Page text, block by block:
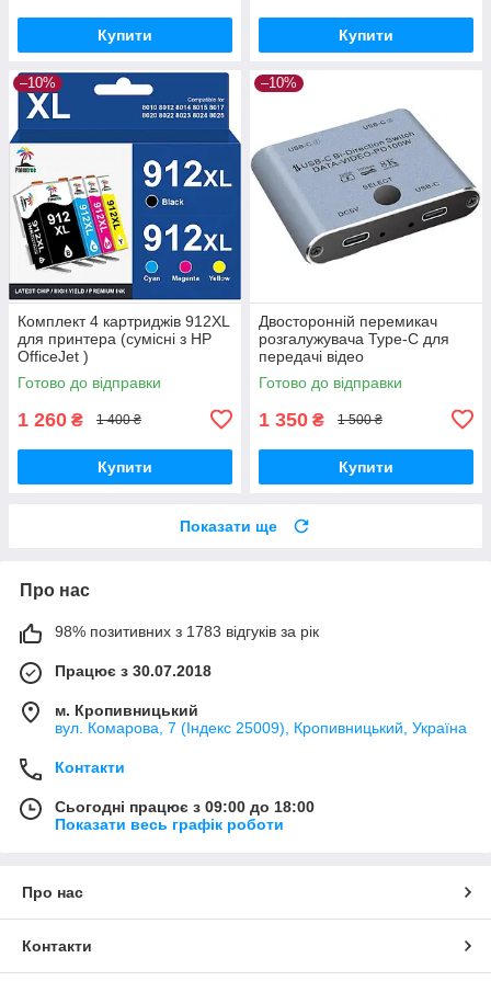
Купити Купити
–10%
Комплект 4 картриджів 912XL
для принтера (сумісні з HP
OfficeJet )
Готово до відправки
1 260 ₴ 1 400 ₴
Купити
–10%
Двосторонній перемикач
розгалужувача Type-C для
передачі відео
8K@60Hz/4K@144Hz, 100 Вт,
USB C для монітора
Готово до відправки
1 350 ₴ 1 500 ₴
Купити
Показати ще
Про нас
98% позитивних з 1783 відгуків за рік
Працює з 30.07.2018
м. Кропивницький
вул. Комарова, 7 (Індекс 25009), Кропивницький, Україна
Контакти
Сьогодні працює з 09:00 до 18:00
Показати весь графік роботи
Про нас
Контакти